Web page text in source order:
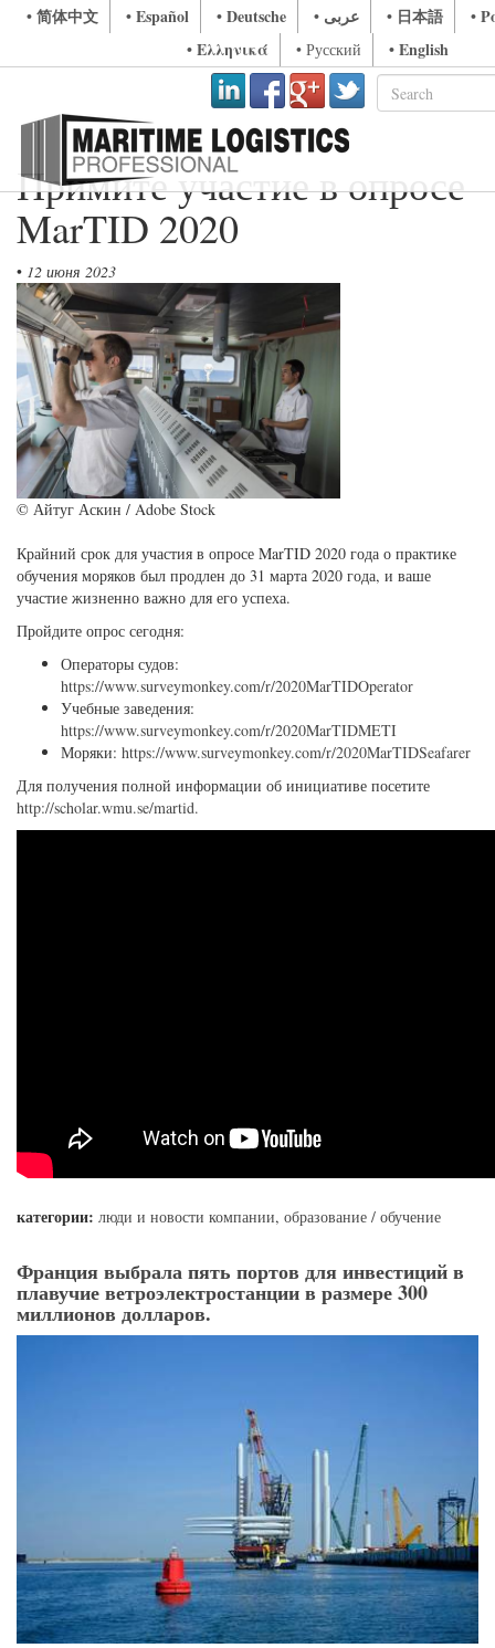
• 简体中文 • Español • Deutsche • عربى • 日本語
•
• Ελληνικά
• Русский • English
Примите участие в опросе
MarTID 2020
• 12 июня 2023
© Айтуг Аскин / Adobe Stock
Крайний срок для участия в опросе MarTID 2020 года о практике
обучения моряков был продлен до 31 марта 2020 года, и ваше
участие жизненно важно для его успеха.
Пройдите опрос сегодня:
Операторы судов:
https://www.surveymonkey.com/r/2020MarTIDOperator
Учебные заведения:
https://www.surveymonkey.com/r/2020MarTIDMETI
Моряки: https://www.surveymonkey.com/r/2020MarTIDSeafarer
Для получения полной информации об инициативе посетите
http://scholar.wmu.se/martid.
категории: люди и новости компании, образование / обучение
Франция выбрала пять портов для инвестиций в
плавучие ветроэлектростанции в размере 300
миллионов долларов.